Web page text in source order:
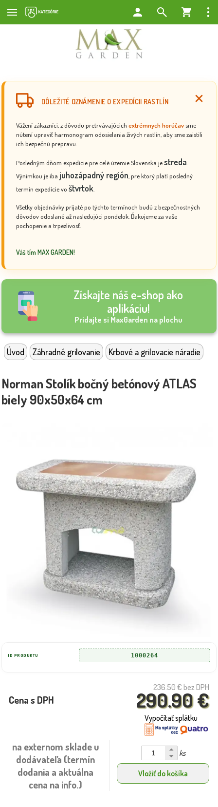
DÔLEŽITÉ OZNÁMENIE O EXPEDÍCII RASTLÍN
Vážení zákazníci, z dôvodu pretrvávajúcich extrémnych horúčav sme
nútení upraviť harmonogram odosielania živých rastlín, aby sme zaistili
ich bezpečnú prepravu.
Posledným dňom expedície pre celé územie Slovenska jestreda
Výnimkou je iba juhozápadný región , pre ktorý platí posledný
termín expedície vo štvrtok
Všetky objednávky prijaté po týchto termínoch budú z bezpečnostných
dôvodov odoslané až nasledujúci pondelok. Ďakujeme za vaše
pochopenie a trpezlivosť.
Váš tím MAX GARDEN!
Získajte náš e-shop ako
aplikáciu!
Pridajte si MaxGarden na plochu
Úvod Záhradné grilovanie Krbové a grilovacie náradie
Norman Stolík bočný betónový ATLAS
biely 90x50x64 cm
ID PRODUKTU 1000264
236.50 € bez DPH
290.90 €
Cena s DPH
Vypočítať splátku
na externom sklade u
dodávateľa (termín
dodania a aktuálna
cena na info.)
ks
Vložiť do košíka